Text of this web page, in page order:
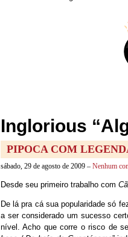
Inglorious
PIPOCA COM
sábado, 29 de agosto de 2009 – Nenhum
Desde seu primeiro trabalho com
De lá pra cá sua popularidade só
a ser considerado um sucesso
nível. Acho que corre o risco de